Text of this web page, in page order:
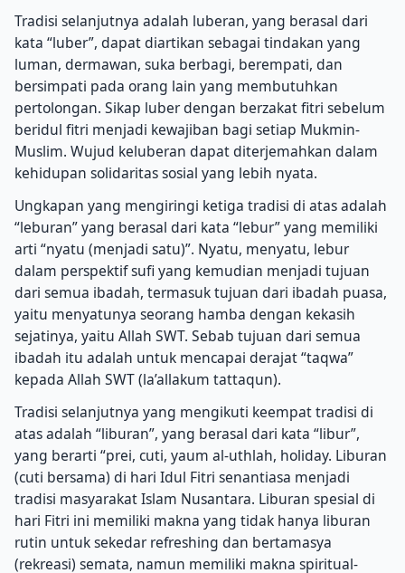
Tradisi selanjutnya adalah luberan, yang berasal dari
kata “luber”, dapat diartikan sebagai tindakan yang
luman, dermawan, suka berbagi, berempati, dan
bersimpati pada orang lain yang membutuhkan
pertolongan. Sikap luber dengan berzakat fitri sebelum
beridul fitri menjadi kewajiban bagi setiap Mukmin-
Muslim. Wujud keluberan dapat diterjemahkan dalam
kehidupan solidaritas sosial yang lebih nyata.
Ungkapan yang mengiringi ketiga tradisi di atas adalah
“leburan” yang berasal dari kata “lebur” yang memiliki
arti “nyatu (menjadi satu)”. Nyatu, menyatu, lebur
dalam perspektif sufi yang kemudian menjadi tujuan
dari semua ibadah, termasuk tujuan dari ibadah puasa,
yaitu menyatunya seorang hamba dengan kekasih
sejatinya, yaitu Allah SWT. Sebab tujuan dari semua
ibadah itu adalah untuk mencapai derajat “taqwa”
kepada Allah SWT (la’allakum tattaqun).
Tradisi selanjutnya yang mengikuti keempat tradisi di
atas adalah “liburan”, yang berasal dari kata “libur”,
yang berarti “prei, cuti, yaum al-uthlah, holiday. Liburan
(cuti bersama) di hari Idul Fitri senantiasa menjadi
tradisi masyarakat Islam Nusantara. Liburan spesial di
hari Fitri ini memiliki makna yang tidak hanya liburan
rutin untuk sekedar refreshing dan bertamasya
(rekreasi) semata, namun memiliki makna spiritual-